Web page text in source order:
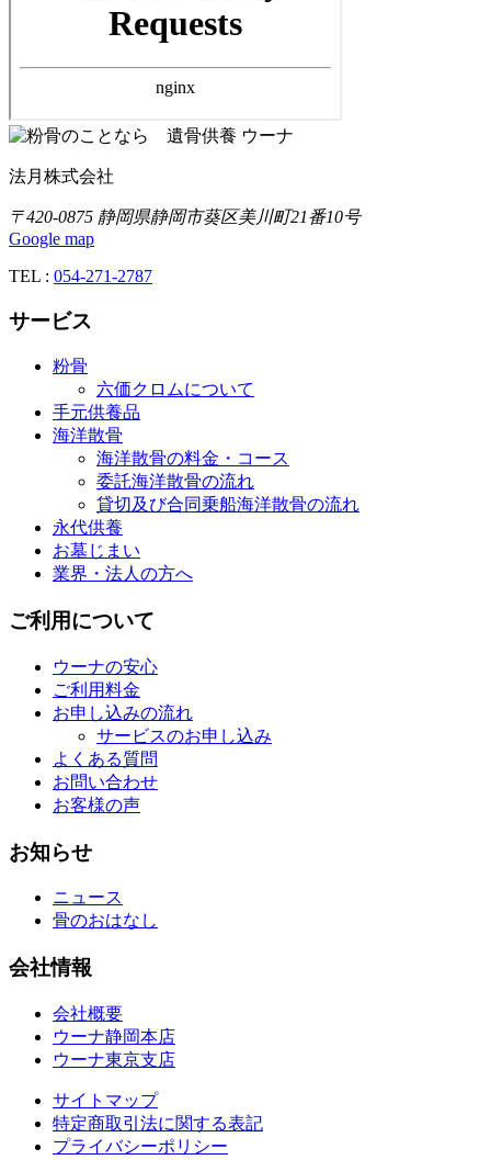
法月株式会社
〒420-0875 静岡県静岡市葵区美川町21番10号
Google map
TEL : 054-271-2787
サービス
粉骨
六価クロムについて
手元供養品
海洋散骨
海洋散骨の料金・コース
委託海洋散骨の流れ
貸切及び合同乗船海洋散骨の流れ
永代供養
お墓じまい
業界・法人の方へ
ご利用について
ウーナの安心
ご利用料金
お申し込みの流れ
サービスのお申し込み
よくある質問
お問い合わせ
お客様の声
お知らせ
ニュース
骨のおはなし
会社情報
会社概要
ウーナ静岡本店
ウーナ東京支店
サイトマップ
特定商取引法に関する表記
プライバシーポリシー